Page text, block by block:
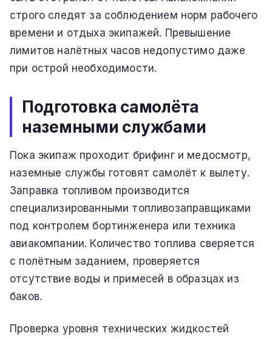
строго следят за соблюдением норм рабочего
времени и отдыха экипажей. Превышение
лимитов налётных часов недопустимо даже
при острой необходимости.
Подготовка самолёта
наземными службами
Пока экипаж проходит брифинг и медосмотр,
наземные службы готовят самолёт к вылету.
Заправка топливом производится
специализированными топливозаправщиками
под контролем бортинженера или техника
авиакомпании. Количество топлива сверяется
с полётным заданием, проверяется
отсутствие воды и примесей в образцах из
баков.
Проверка уровня технических жидкостей